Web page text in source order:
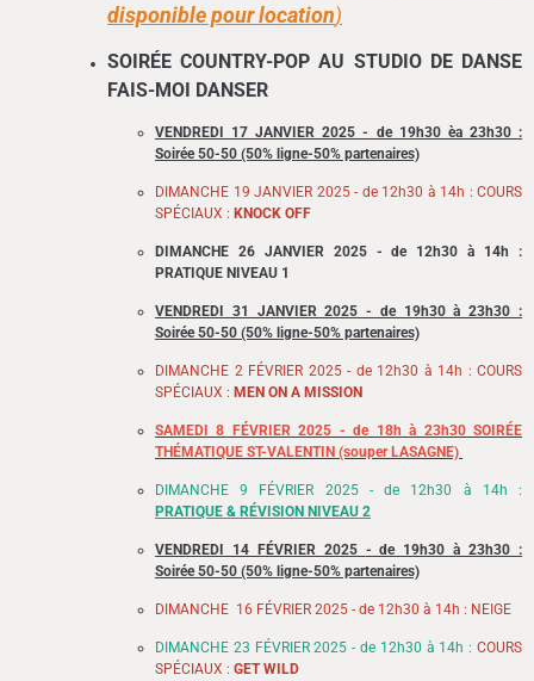
disponible pour location)
SOIRÉE COUNTRY-POP AU STUDIO DE DANSE
FAIS-MOI DANSER
VENDREDI 17 JANVIER 2025 - de 19h30 èa 23h30 :
Soirée 50-50 (50% ligne-50% partenaires)
DIMANCHE 19 JANVIER 2025 - de 12h30 à 14h : COURS
SPÉCIAUX : KNOCK OFF
DIMANCHE 26 JANVIER 2025 - de 12h30 à 14h :
PRATIQUE NIVEAU 1
VENDREDI 31 JANVIER 2025 - de 19h30 à 23h30 :
Soirée 50-50 (50% ligne-50% partenaires)
DIMANCHE 2 FÉVRIER 2025 - de 12h30 à 14h : COURS
SPÉCIAUX : MEN ON A MISSION
SAMEDI 8 FÉVRIER 2025 - de 18h à 23h30 SOIRÉE
THÉMATIQUE ST-VALENTIN (souper LASAGNE)
DIMANCHE 9 FÉVRIER 2025 - de 12h30 à 14h :
PRATIQUE & RÉVISION NIVEAU 2
VENDREDI 14 FÉVRIER 2025 - de 19h30 à 23h30 :
Soirée 50-50 (50% ligne-50% partenaires)
DIMANCHE 16 FÉVRIER 2025 - de 12h30 à 14h : NEIGE
DIMANCHE 23 FÉVRIER 2025 - de 12h30 à 14h : COURS
SPÉCIAUX : GET WILD